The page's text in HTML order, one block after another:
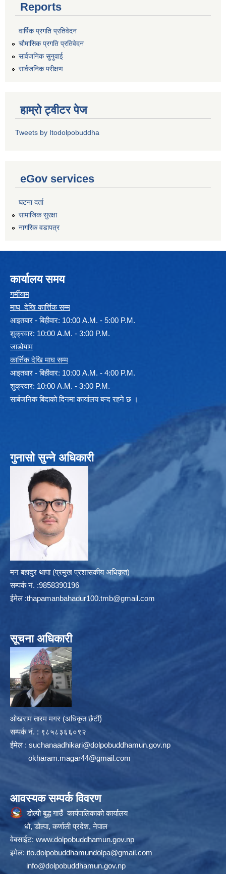
Reports
वार्षिक प्रगति प्रतिवेदन
चौमासिक प्रगति प्रतिवेदन
सार्वजनिक सुनुवाई
सार्वजनिक परीक्षण
हाम्रो ट्वीटर पेज
Tweets by Itodolpobuddha
eGov services
घटना दर्ता
सामाजिक सुरक्षा
नागरिक वडापत्र
कार्यालय समय
गर्मीयाम
माघ देखि कार्त्तिक सम्म
आइतबार - बिहीवार: 10:00 A.M. - 5:00 P.M.
शुक्रवार: 10:00 A.M. - 3:00 P.M.
जाडोयाम
कार्त्तिक देखि माघ सम्म
आइतबार - बिहीवार: 10:00 A.M. - 4:00 P.M.
शुक्रवार: 10:00 A.M. - 3:00 P.M.
सार्बजनिक बिदाको दिनमा कार्यालय बन्द रहने छ ।
गुनासो सुन्ने अधिकारी
मन बहादुर थापा (प्रमुख प्रशासकीय अधिकृत)
सम्पर्क न‌ं. :9858390196
ईमेल :thapamanbahadur100.tmb@gmail.com
सूचना अधिकारी
ओखराम तारम मगर (अधिकृत छैटौँ)
सम्पर्क न‌ं. : ९८५८३६६०९२
ईमेल : suchanaadhikari@dolpobuddhamun.gov.np
okharam.magar44@gmail.com
आवस्यक सम्पर्क विवरण
डोल्पो बुद्ध गाउँ कार्यपालिकाको कार्यालय
धो, डोल्पा, कर्णाली प्रदेश, नेपाल
वेबसाईट: www.dolpobuddhamun.gov.np
इमेल: ito.dolpobuddhamundolpa@gmail.com
info@dolpobuddhamun.gov.np